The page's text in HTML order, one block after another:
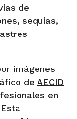
de
sequías,
imágenes
de AECID
en